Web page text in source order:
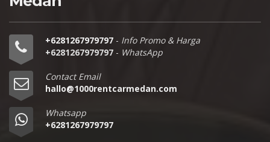
+6281267979797 - Info Promo & Harga
+6281267979797 - WhatsApp
Contact Email
hallo@1000rentcarmedan.com
Whatsapp
+6281267979797